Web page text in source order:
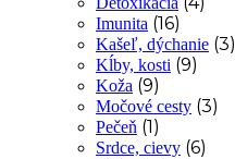
Imunita (16)
Kašeľ, dýchanie (3)
Kĺby, kosti (9)
Koža (9)
Močové cesty (3)
Pečeň (1)
Srdce, cievy (6)